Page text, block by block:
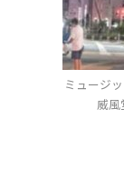
ミュージ
威風